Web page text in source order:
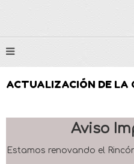
ACTUALIZACIÓN DE LA
Aviso
Estamos renovando el